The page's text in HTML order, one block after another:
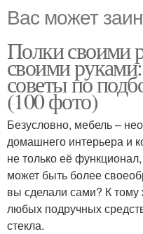
Вас может
Полки своими
своими
советы по
(100 фото)
Безусловно, мебель –
домашнего интерьера и
не только её
может быть более
вы сделали сами? К тому
любых подручных
стекла.